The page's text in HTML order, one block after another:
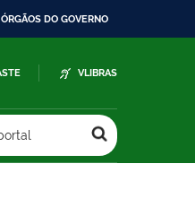
ÓRGÃOS DO GOVERNO
VLIBRAS